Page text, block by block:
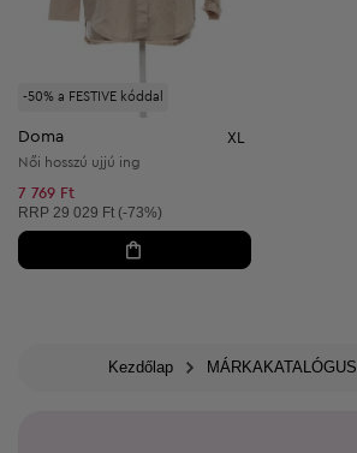
-50% a FESTIVE kóddal
Doma XL
Női hosszú ujjú ing
7 769 Ft
Ajánlott ár:
RRP 29 029 Ft (-73%)
Kezdőlap MÁRKAKATALÓGUS